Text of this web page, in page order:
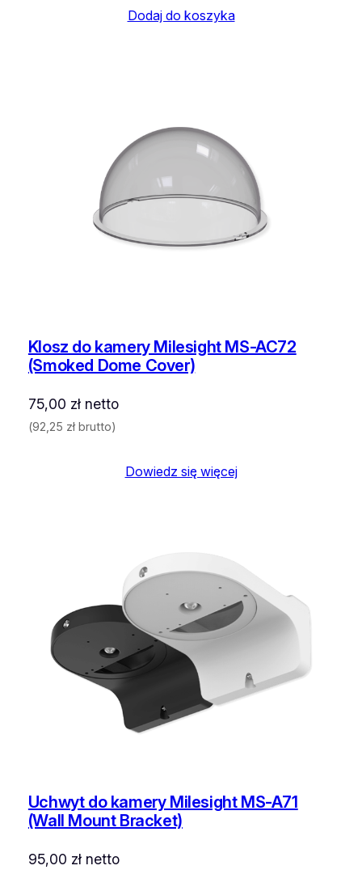
Dodaj do koszyka
Klosz do kamery Milesight MS-AC72
(Smoked Dome Cover)
75,00 złnetto
(92,25 złbrutto)
Dowiedz się więcej
Uchwyt do kamery Milesight MS-A71
(Wall Mount Bracket)
95,00 złnetto